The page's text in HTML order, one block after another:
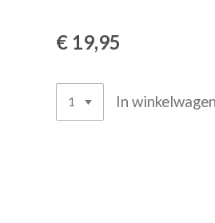
€ 19,95
In